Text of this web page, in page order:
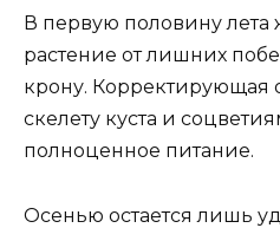
В первую половину лета
растение от лишних
крону. Корректирующая
скелету куста и
полноценное питание.
Осенью остается лишь